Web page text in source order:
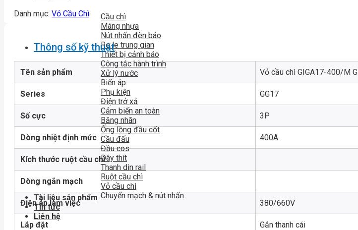
Cầu chì
Máng nhựa
Nút nhấn đèn báo
Rơ le trung gian
Thiết bị cảnh báo
Công tắc hành trình
Xử lý nước
Biến áp
Phụ kiện
Điện trở xả
Cảm biến an toàn
Băng nhãn
Ống lồng đầu cốt
Cầu đấu
Đầu cos
Dây thít
Thanh din rail
Ruột cầu chì
Vỏ cầu chì
Chuyển mạch & nút nhấn
Tài liệu sản phẩm
Tin tức
Liên hệ
Danh mục: Vỏ Cầu Chì
Thông số kỹ thuật
Tên sản phẩm Vỏ cầu chì GIGA17-400/M
Series GG17
Số cực 3P
Dòng nhiệt định mức 400A
Kích thước ruột cầu chì
Dòng ngắn mạch
Điện áp làm việc 380/660V
Lắp đặt Gắn thanh cái